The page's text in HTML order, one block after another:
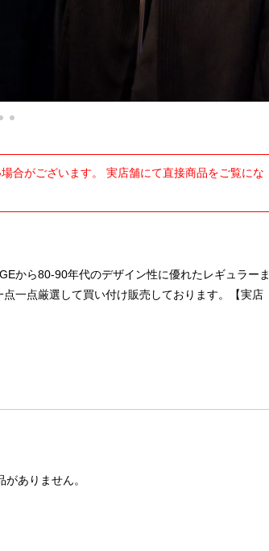
合がございます。 実店舗にて直接商品をご覧にな
から80-90年代のデザイン性に優れたレギュラーま
一点厳選して買い付け販売しております。【実店
ありません。